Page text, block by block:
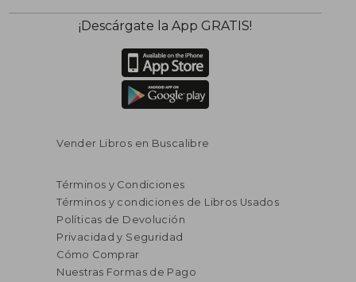
¡Descárgate la App GRATIS!
Vender Libros en Buscalibre
Términos y Condiciones
Términos y condiciones de Libros Usados
Políticas de Devolución
Privacidad y Seguridad
Cómo Comprar
Nuestras Formas de Pago